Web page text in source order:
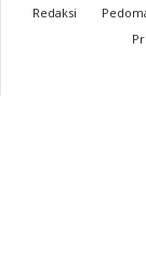
Redaksi